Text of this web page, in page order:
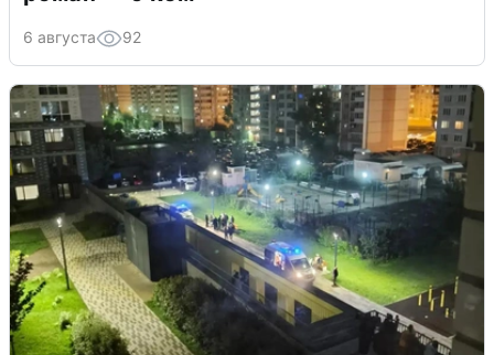
6 августа 92